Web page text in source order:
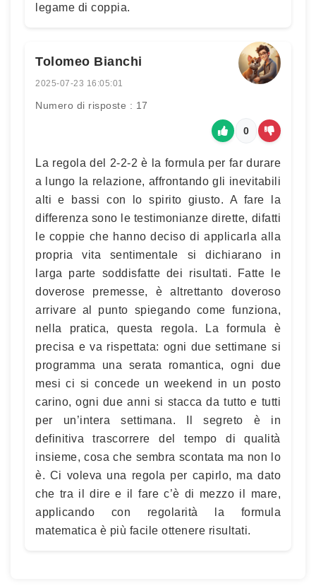
legame di coppia.
Tolomeo Bianchi
2025-07-23 16:05:01
Numero di risposte : 17
0
La regola del 2-2-2 è la formula per far durare
a lungo la relazione, affrontando gli inevitabili
alti e bassi con lo spirito giusto. A fare la
differenza sono le testimonianze dirette, difatti
le coppie che hanno deciso di applicarla alla
propria vita sentimentale si dichiarano in
larga parte soddisfatte dei risultati. Fatte le
doverose premesse, è altrettanto doveroso
arrivare al punto spiegando come funziona,
nella pratica, questa regola. La formula è
precisa e va rispettata: ogni due settimane si
programma una serata romantica, ogni due
mesi ci si concede un weekend in un posto
carino, ogni due anni si stacca da tutto e tutti
per un’intera settimana. Il segreto è in
definitiva trascorrere del tempo di qualità
insieme, cosa che sembra scontata ma non lo
è. Ci voleva una regola per capirlo, ma dato
che tra il dire e il fare c’è di mezzo il mare,
applicando con regolarità la formula
matematica è più facile ottenere risultati.